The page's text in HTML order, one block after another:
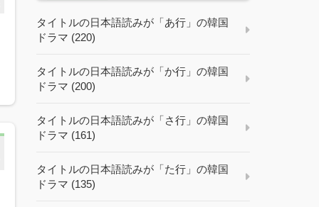
タイトルの日本語読みが「あ行」の韓国
ドラマ (220)
タイトルの日本語読みが「か行」の韓国
ドラマ (200)
タイトルの日本語読みが「さ行」の韓国
ドラマ (161)
タイトルの日本語読みが「た行」の韓国
ドラマ (135)